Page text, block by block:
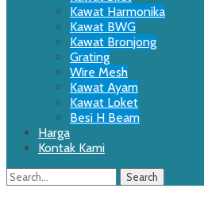
Kawat Harmonika
Kawat BWG
Kawat Bronjong
Grating
Wire Mesh
Kawat Ayam
Kawat Loket
Besi H Beam
Harga
Kontak Kami
Search
Search
for: